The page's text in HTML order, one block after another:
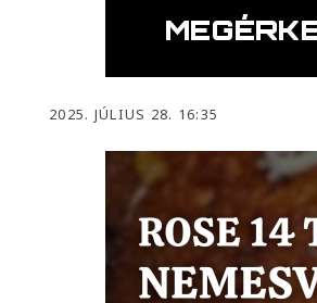
2025. JÚLIUS 28. 16:35